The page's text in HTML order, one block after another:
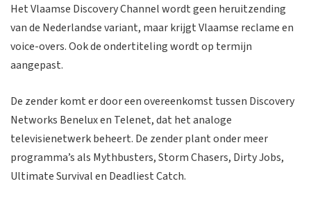
Het Vlaamse Discovery Channel wordt geen heruitzending
van de Nederlandse variant, maar krijgt Vlaamse reclame en
voice-overs. Ook de ondertiteling wordt op termijn
aangepast.
De zender komt er door een overeenkomst tussen Discovery
Networks Benelux en Telenet, dat het analoge
televisienetwerk beheert. De zender plant onder meer
programma’s als Mythbusters, Storm Chasers, Dirty Jobs,
Ultimate Survival en Deadliest Catch.